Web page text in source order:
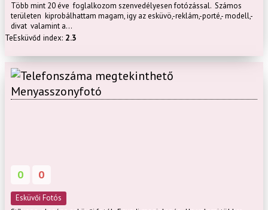
Több mint 20 éve foglalkozom szenvedélyesen fotózással. Számos
területen kiprobálhattam magam, igy az esküvö,-reklám,-porté,- modell,-
divat valamint a...
TeEsküvőd index: 2.3
Menyasszonyfotó
0 0
Esküvői Fotós